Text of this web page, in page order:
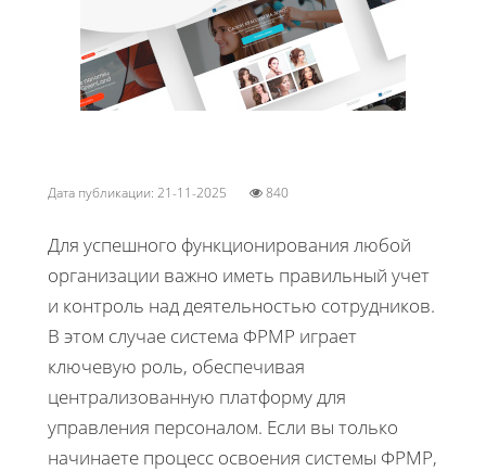
Дата публикации: 21-11-2025 840
Для успешного функционирования любой
организации важно иметь правильный учет
и контроль над деятельностью сотрудников.
В этом случае система ФРМР играет
ключевую роль, обеспечивая
централизованную платформу для
управления персоналом. Если вы только
начинаете процесс освоения системы ФРМР,